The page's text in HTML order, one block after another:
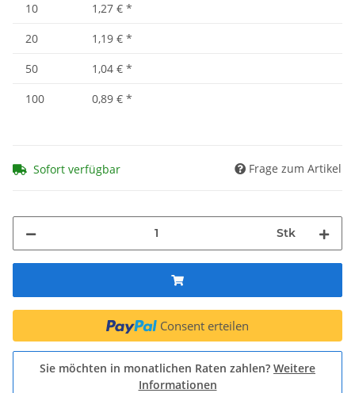
10 1,27 € *
20
1,19 € *
50
1,04 € *
100
0,89 € *
Sofort verfügbar Frage zum Artikel
Stk
Consent erteilen
Sie möchten in monatlichen Raten zahlen? Weitere
Informationen